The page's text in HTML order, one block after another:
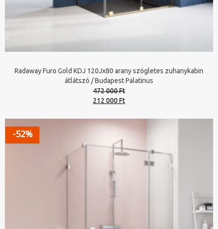
Radaway Furo Gold KDJ 120Jx80 arany szögletes zuhanykabin
átlátszó / Budapest Palatinus
472 000 Ft
Original
was:
212 000 FtCurrent
is:
212
-52%